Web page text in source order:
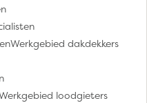
Werkgebied dakdekkers
loodgieters